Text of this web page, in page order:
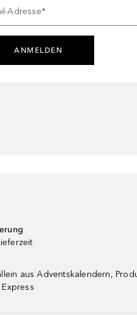
Adresse*
ANMELDEN
aus Adventskalendern,